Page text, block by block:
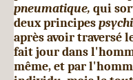
pneumatique, qui
deux principes
après avoir traversé
fait jour dans
même, et par